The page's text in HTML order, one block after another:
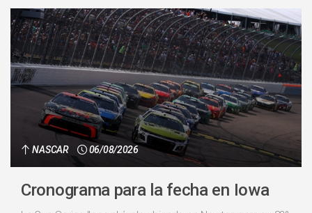
NASCAR 06/08/2026
Cronograma para la fecha en Iowa